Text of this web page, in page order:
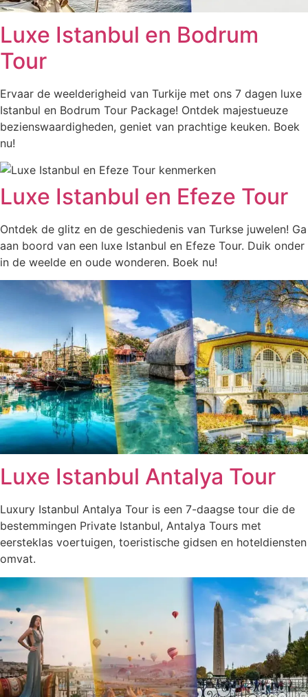
Luxe Istanbul en Bodrum
Tour
Ervaar de weelderigheid van Turkije met ons 7 dagen luxe
Istanbul en Bodrum Tour Package! Ontdek majestueuze
bezienswaardigheden, geniet van prachtige keuken. Boek
nu!
Luxe Istanbul en Efeze Tour
Ontdek de glitz en de geschiedenis van Turkse juwelen! Ga
aan boord van een luxe Istanbul en Efeze Tour. Duik onder
in de weelde en oude wonderen. Boek nu!
Luxe Istanbul Antalya Tour
Luxury Istanbul Antalya Tour is een 7-daagse tour die de
bestemmingen Private Istanbul, Antalya Tours met
eersteklas voertuigen, toeristische gidsen en hoteldiensten
omvat.